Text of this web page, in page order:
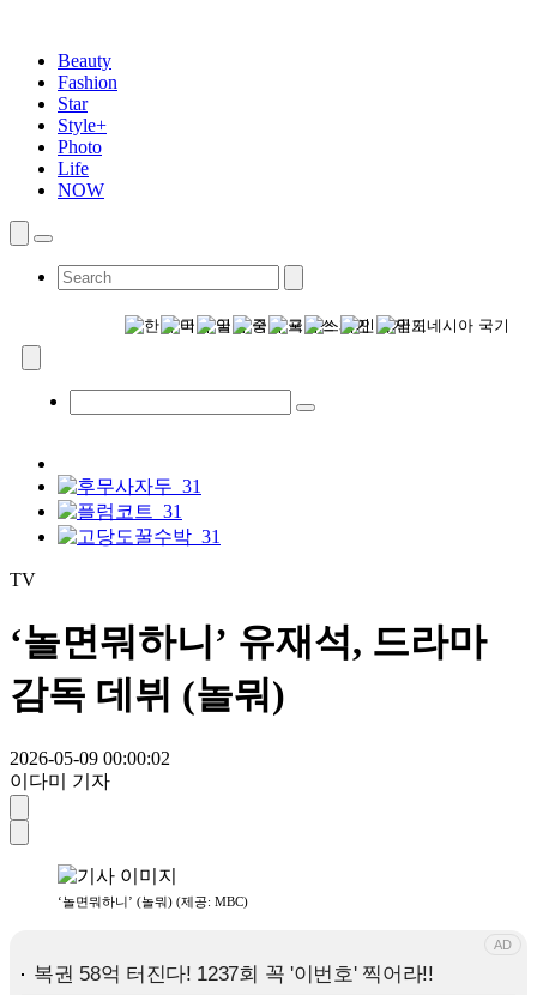
Beauty
Fashion
Star
Style+
Photo
Life
NOW
TV
‘놀면뭐하니’ 유재석, 드라마
감독 데뷔 (놀뭐)
2026-05-09 00:00:02
이다미 기자
‘놀면뭐하니’ (놀뭐) (제공: MBC)